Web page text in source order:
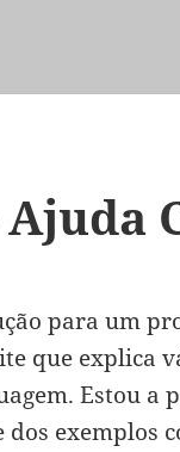
para um
que explica
Estou a
exemplos